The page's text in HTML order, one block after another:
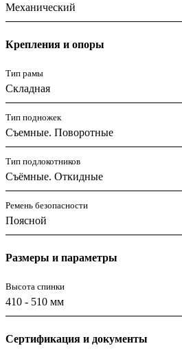
Механический
Крепления и опоры
Тип рамы
Складная
Тип подножек
Съемные. Поворотные
Тип подлокотников
Съёмные. Откидные
Ремень безопасности
Поясной
Размеры и параметры
Высота спинки
410 - 510 мм
Сертификация и документы